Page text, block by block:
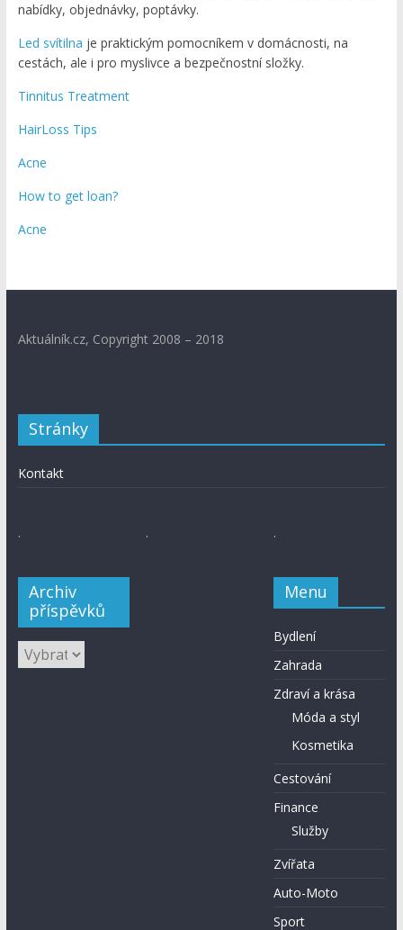
nabídky, objednávky, poptávky.
Led svítilna je praktickým pomocníkem v domácnosti, na
cestách, ale i pro myslivce a bezpečnostní složky.
Tinnitus Treatment
HairLoss Tips
Acne
How to get loan?
Acne
Aktuálník.cz, Copyright 2008 – 2018
Stránky
Kontakt
.
Archiv
příspěvků
. .
Menu
Bydlení
Zahrada
Zdraví a krása
Móda a styl
Kosmetika
Cestování
Finance
Služby
Zvířata
Auto-Moto
Sport